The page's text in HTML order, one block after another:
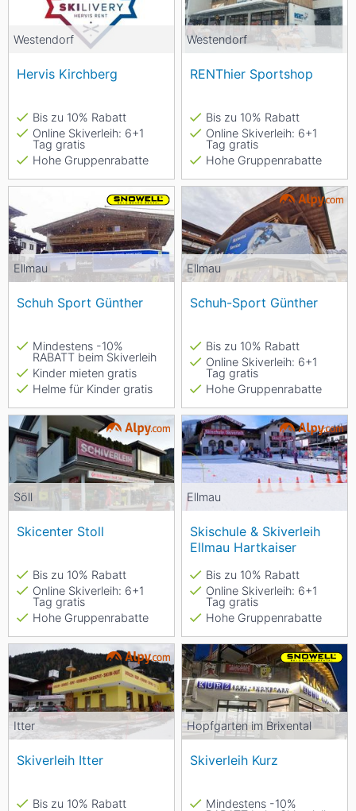
Westendorf
Hervis Kirchberg
Bis zu 10% Rabatt
Online Skiverleih: 6+1
Tag gratis
Hohe Gruppenrabatte
Westendorf
RENThier Sportshop
Bis zu 10% Rabatt
Online Skiverleih: 6+1
Tag gratis
Hohe Gruppenrabatte
Ellmau
Schuh Sport Günther
Mindestens -10%
RABATT beim Skiverleih
Kinder mieten gratis
Helme für Kinder gratis
Ellmau
Schuh-Sport Günther
Bis zu 10% Rabatt
Online Skiverleih: 6+1
Tag gratis
Hohe Gruppenrabatte
Söll
Skicenter Stoll
Bis zu 10% Rabatt
Online Skiverleih: 6+1
Tag gratis
Hohe Gruppenrabatte
Ellmau
Skischule & Skiverleih
Ellmau Hartkaiser
Bis zu 10% Rabatt
Online Skiverleih: 6+1
Tag gratis
Hohe Gruppenrabatte
Itter
Skiverleih Itter
Bis zu 10% Rabatt
Hopfgarten im Brixental
Skiverleih Kurz
Mindestens -10%